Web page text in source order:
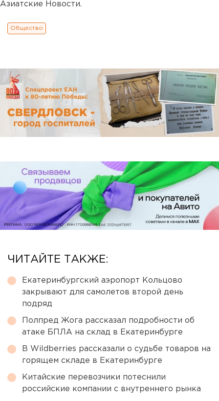
Азиатские Новости.
Общество
ЧИТАЙТЕ ТАКЖЕ:
Екатеринбургский аэропорт Кольцово
закрывают для самолетов второй день
подряд
Полпред Жога рассказал подробности об
атаке БПЛА на склад в Екатеринбурге
В Wildberries рассказали о судьбе товаров на
горящем складе в Екатеринбурге
Китайские перевозчики потеснили
российские компании с внутреннего рынка